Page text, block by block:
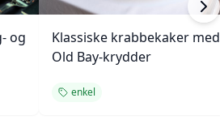
og
Klassiske krabbekaker med
Old Bay-krydder
enkel